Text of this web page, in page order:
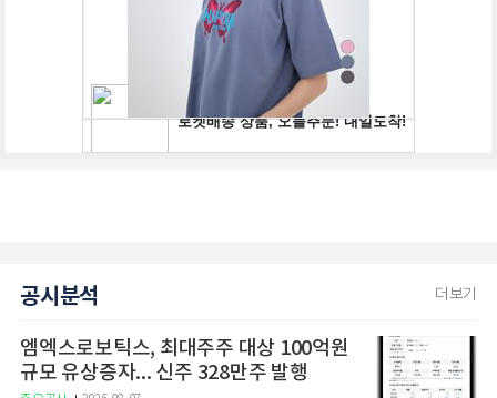
공시분석 더보기
엠엑스로보틱스, 최대주주 대상 100억원
규모 유상증자... 신주 328만주 발행